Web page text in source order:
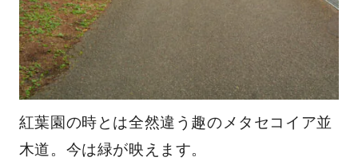
紅葉園の時とは全然違う趣のメタセコイア並
木道。今は緑が映えます。